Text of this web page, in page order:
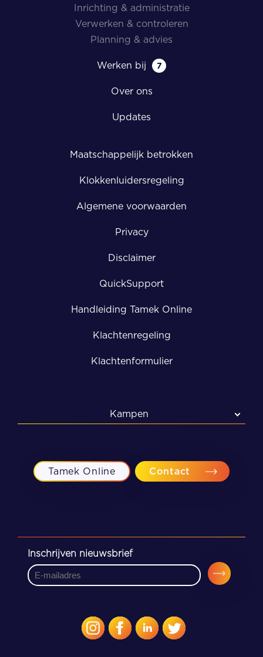
Inrichting & administratie
Verwerken & controleren
Planning & advies
Werken bij 7
Over ons
Updates
Maatschappelijk betrokken
Klokkenluidersregeling
Algemene voorwaarden
Privacy
Disclaimer
QuickSupport
Handleiding Tamek Online
Klachtenregeling
Klachtenformulier
Kampen
Meppel
Tamek Online Contact
Inschrijven nieuwsbrief